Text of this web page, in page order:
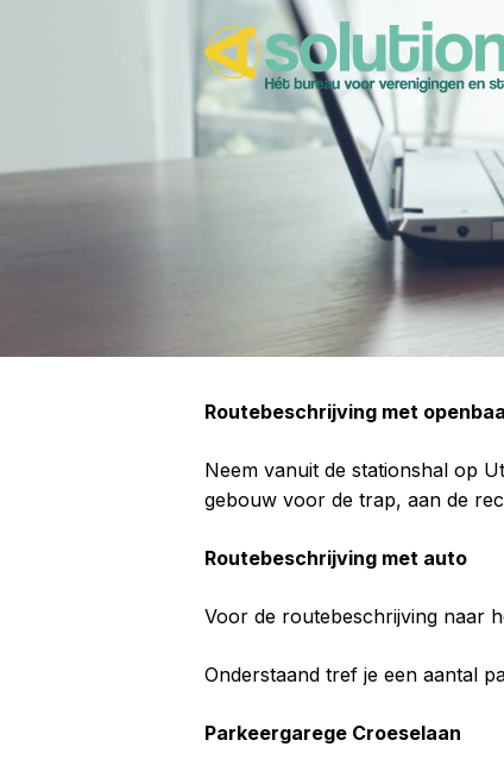
Routebeschrijving met
Neem vanuit de stationshal op
gebouw voor de trap, aan de
Routebeschrijving met auto
Voor de routebeschrijving naar
Onderstaand tref je een aantal
Parkeergarege Croeselaan